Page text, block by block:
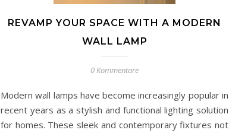
REVAMP YOUR SPACE WITH A MODERN
WALL LAMP
0 Kommentare
Modern wall lamps have become increasingly popular in
recent years as a stylish and functional lighting solution
for homes. These sleek and contemporary fixtures not